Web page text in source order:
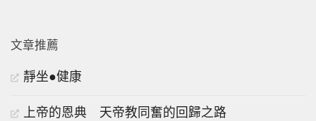
文章推薦
靜坐●健康
上帝的恩典 天帝教同奮的回歸之路